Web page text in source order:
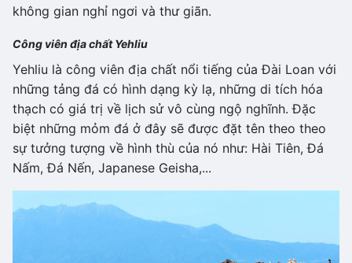
không gian nghỉ ngơi và thư giãn.
Công viên địa chất Yehliu
Yehliu là công viên địa chất nổi tiếng của Đài Loan với
những tảng đá có hình dạng kỳ lạ, những di tích hóa
thạch có giá trị về lịch sử vô cùng ngộ nghĩnh. Đặc
biệt những mỏm đá ở đây sẽ được đặt tên theo theo
sự tưởng tượng về hình thù của nó như: Hài Tiên, Đá
Nấm, Đá Nến, Japanese Geisha,...